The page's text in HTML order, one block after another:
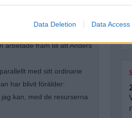
Data Deletion Data Access
och i
arbetade fram till att Anders
med sitt ordinarie
har blivit förälder:
kan, med de resurserna